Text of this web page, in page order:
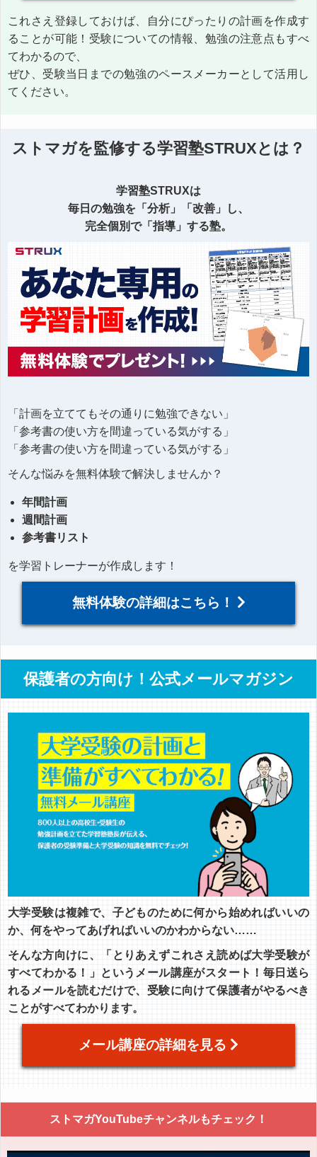
これさえ登録しておけば、自分にぴったりの計画を作成す
ることが可能！受験についての情報、勉強の注意点もすべ
てわかるので、
ぜひ、受験当日までの勉強のペースメーカーとして活用し
てください。
ストマガを監修する学習塾STRUXとは？
学習塾STRUXは
毎日の勉強を「分析」「改善」し、
完全個別で「指導」する塾。
「計画を立ててもその通りに勉強できない」
「参考書の使い方を間違っている気がする」
「参考書の使い方を間違っている気がする」
そんな悩みを無料体験で解決しませんか？
年間計画
週間計画
参考書リスト
を学習トレーナーが作成します！
無料体験の詳細はこちら！
保護者の方向け！公式メールマガジン
大学受験は複雑で、子どものために何から始めればいいの
か、何をやってあげればいいのかわからない……
そんな方向けに、「とりあえずこれさえ読めば大学受験が
すべてわかる！」というメール講座がスタート！毎日送ら
れるメールを読むだけで、受験に向けて保護者がやるべき
ことがすべてわかります。
メール講座の詳細を見る
ストマガYouTubeチャンネルもチェック！